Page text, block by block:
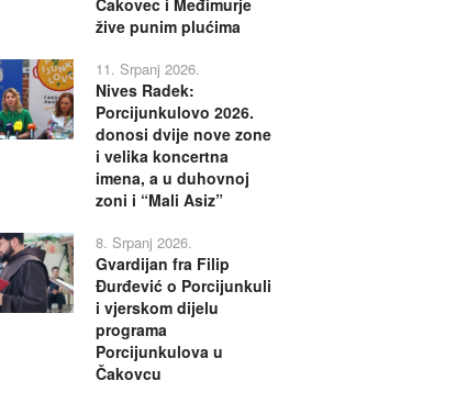
žive punim plućima
11. Srpanj 2026.
Nives Radek:
Porcijunkulovo 2026.
donosi dvije nove zone
i velika koncertna
imena, a u duhovnoj
zoni i “Mali Asiz”
8. Srpanj 2026.
Gvardijan fra Filip
Đurđević o Porcijunkuli
i vjerskom dijelu
programa
Porcijunkulova u
Čakovcu